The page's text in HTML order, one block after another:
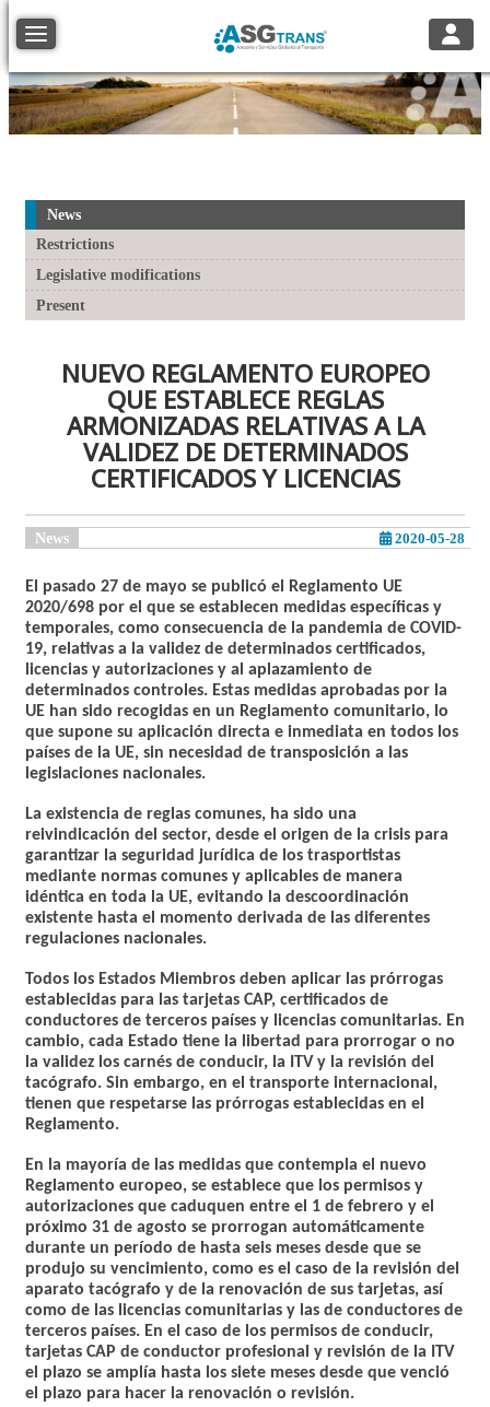
Toggle navigation
News
Restrictions
Legislative modifications
Present
NUEVO REGLAMENTO EUROPEO
QUE ESTABLECE REGLAS
ARMONIZADAS RELATIVAS A LA
VALIDEZ DE DETERMINADOS
CERTIFICADOS Y LICENCIAS
News 2020-05-28
El pasado 27 de mayo se publicó el Reglamento UE
2020/698 por el que se establecen medidas específicas y
temporales, como consecuencia de la pandemia de COVID-
19, relativas a la validez de determinados certificados,
licencias y autorizaciones y al aplazamiento de
determinados controles. Estas medidas aprobadas por la
UE han sido recogidas en un Reglamento comunitario, lo
que supone su aplicación directa e inmediata en todos los
países de la UE, sin necesidad de transposición a las
legislaciones nacionales.
La existencia de reglas comunes, ha sido una
reivindicación del sector, desde el origen de la crisis para
garantizar la seguridad jurídica de los trasportistas
mediante normas comunes y aplicables de manera
idéntica en toda la UE, evitando la descoordinación
existente hasta el momento derivada de las diferentes
regulaciones nacionales.
Todos los Estados Miembros deben aplicar las prórrogas
establecidas para las tarjetas CAP, certificados de
conductores de terceros países y licencias comunitarias. En
cambio, cada Estado tiene la libertad para prorrogar o no
la validez los carnés de conducir, la ITV y la revisión del
tacógrafo. Sin embargo, en el transporte internacional,
tienen que respetarse las prórrogas establecidas en el
Reglamento.
En la mayoría de las medidas que contempla el nuevo
Reglamento europeo, se establece que los permisos y
autorizaciones que caduquen entre el 1 de febrero y el
próximo 31 de agosto se prorrogan automáticamente
durante un período de hasta seis meses desde que se
produjo su vencimiento, como es el caso de la revisión del
aparato tacógrafo y de la renovación de sus tarjetas, así
como de las licencias comunitarias y las de conductores de
terceros países. En el caso de los permisos de conducir,
tarjetas CAP de conductor profesional y revisión de la ITV
el plazo se amplía hasta los siete meses desde que venció
el plazo para hacer la renovación o revisión.